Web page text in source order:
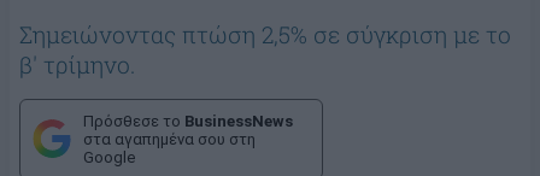
Σημειώνοντας πτώση 2,5% σε σύγκριση με το
β' τρίμηνο.
Πρόσθεσε το BusinessNews
στα αγαπημένα σου στη
Google